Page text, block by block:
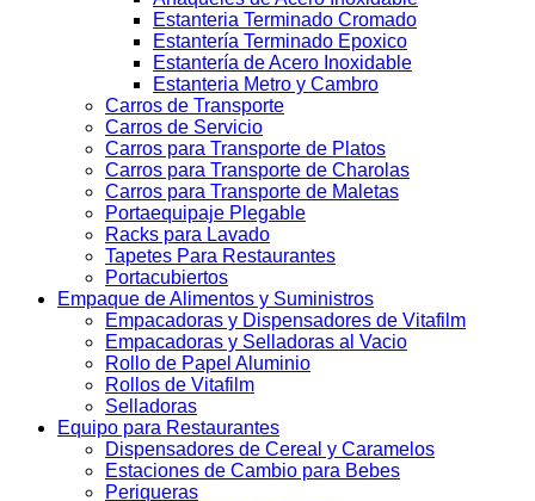
Estanteria Terminado Cromado
Estantería Terminado Epoxico
Estantería de Acero Inoxidable
Estanteria Metro y Cambro
Carros de Transporte
Carros de Servicio
Carros para Transporte de Platos
Carros para Transporte de Charolas
Carros para Transporte de Maletas
Portaequipaje Plegable
Racks para Lavado
Tapetes Para Restaurantes
Portacubiertos
Empaque de Alimentos y Suministros
Empacadoras y Dispensadores de Vitafilm
Empacadoras y Selladoras al Vacio
Rollo de Papel Aluminio
Rollos de Vitafilm
Selladoras
Equipo para Restaurantes
Dispensadores de Cereal y Caramelos
Estaciones de Cambio para Bebes
Periqueras